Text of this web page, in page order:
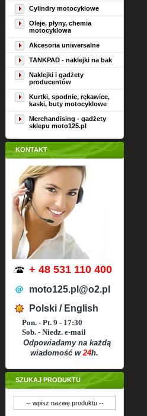
Cylindry motocyklowe
Oleje, płyny, chemia
motocyklowa
Akcesoria uniwersalne
TANKPAD - naklejki na bak
Naklejki i gadżety
producentów
Kurtki, spodnie, rękawice,
kaski, buty motocyklowe
Merchandising - gadżety
sklepu moto125.pl
KONTAKT
+ 48 531 110 400
moto125.pl@o2.pl
Polski / English
Pon. - Pt. 9 - 17:30
Sob. - Niedz. e-mail
Odpowiadamy na każdą
wiadomość w24h.
SZUKAJ PRODUKTU